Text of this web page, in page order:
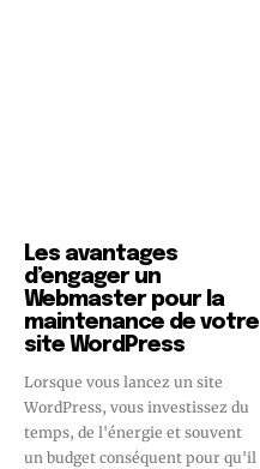
Les avantages
d’engager un
Webmaster pour la
maintenance de votre
site WordPress
Lorsque vous lancez un site
WordPress, vous investissez du
temps, de l'énergie et souvent
un budget conséquent pour qu'il